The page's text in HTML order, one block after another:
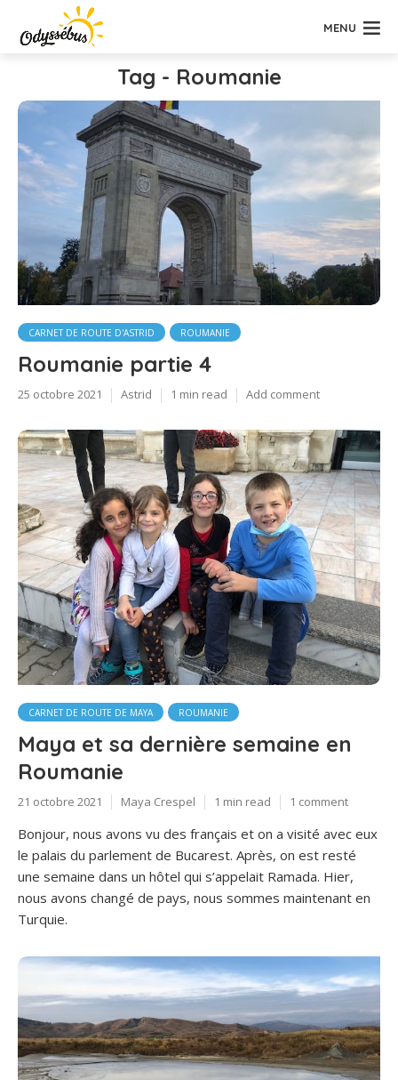
MENU
Tag - Roumanie
CARNET DE ROUTE D'ASTRID ROUMANIE
Roumanie partie 4
25 octobre 2021 Astrid 1 min read Add comment
CARNET DE ROUTE DE MAYA ROUMANIE
Maya et sa dernière semaine en
Roumanie
21 octobre 2021 Maya Crespel 1 min read 1 comment
Bonjour, nous avons vu des français et on a visité avec eux
le palais du parlement de Bucarest. Après, on est resté
une semaine dans un hôtel qui s’appelait Ramada. Hier,
nous avons changé de pays, nous sommes maintenant en
Turquie.